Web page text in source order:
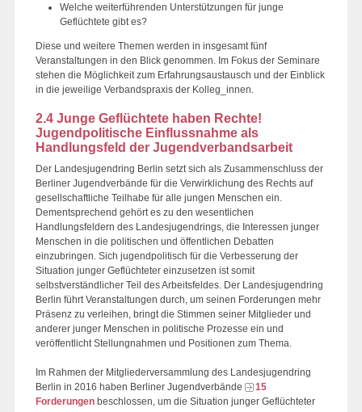
Welche weiterführenden Unterstützungen für junge
Geflüchtete gibt es?
Diese und weitere Themen werden in insgesamt fünf
Veranstaltungen in den Blick genommen. Im Fokus der Seminare
stehen die Möglichkeit zum Erfahrungsaustausch und der Einblick
in die jeweilige Verbandspraxis der Kolleg_innen.
2.4 Junge Geflüchtete haben Rechte!
Jugendpolitische Einflussnahme als
Handlungsfeld der Jugendverbandsarbeit
Der Landesjugendring Berlin setzt sich als Zusammenschluss der
Berliner Jugendverbände für die Verwirklichung des Rechts auf
gesellschaftliche Teilhabe für alle jungen Menschen ein.
Dementsprechend gehört es zu den wesentlichen
Handlungsfeldern des Landesjugendrings, die Interessen junger
Menschen in die politischen und öffentlichen Debatten
einzubringen. Sich jugendpolitisch für die Verbesserung der
Situation junger Geflüchteter einzusetzen ist somit
selbstverständlicher Teil des Arbeitsfeldes. Der Landesjugendring
Berlin führt Veranstaltungen durch, um seinen Forderungen mehr
Präsenz zu verleihen, bringt die Stimmen seiner Mitglieder und
anderer junger Menschen in politische Prozesse ein und
veröffentlicht Stellungnahmen und Positionen zum Thema.
Im Rahmen der Mitgliederversammlung des Landesjugendring
Berlin in 2016 haben Berliner Jugendverbände
15
Forderungen beschlossen, um die Situation junger Geflüchteter